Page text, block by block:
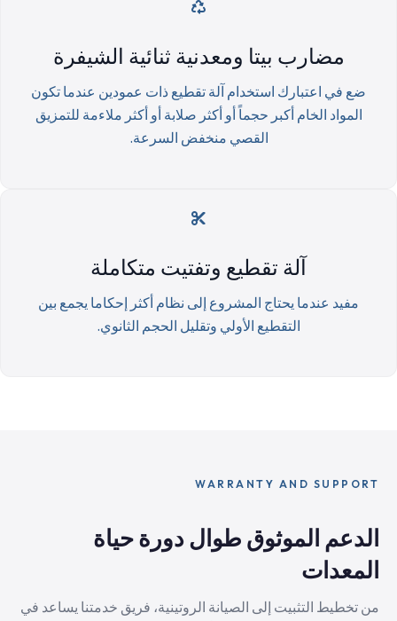
مضارب بيتا ومعدنية ثنائية الشيفرة
ضع في اعتبارك استخدام آلة تقطيع ذات عمودين عندما تكون
المواد الخام أكبر حجماً أو أكثر صلابة أو أكثر ملاءمة للتمزيق
القصي منخفض السرعة.
آلة تقطيع وتفتيت متكاملة
مفيد عندما يحتاج المشروع إلى نظام أكثر إحكاما يجمع بين
التقطيع الأولي وتقليل الحجم الثانوي.
WARRANTY AND SUPPORT
الدعم الموثوق طوال دورة حياة
المعدات
من تخطيط التثبيت إلى الصيانة الروتينية، فريق خدمتنا يساعد في